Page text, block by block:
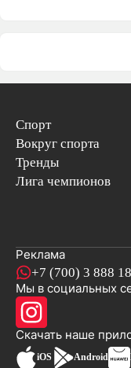
Спорт
Вокруг спорта
Тренды
Лига чемпионов
Реклама
+7 (700) 3 888
Мы в социальных
Скачать наше
iOS Android